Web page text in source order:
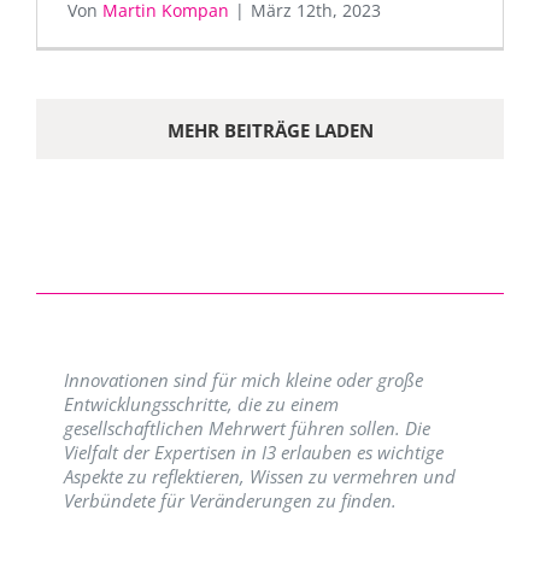
Von Martin Kompan | März 12th, 2023
MEHR BEITRÄGE LADEN
Innovationen sind für mich kleine oder große
Entwicklungsschritte, die zu einem
gesellschaftlichen Mehrwert führen sollen. Die
Vielfalt der Expertisen in I3 erlauben es wichtige
Aspekte zu reflektieren, Wissen zu vermehren und
Verbündete für Veränderungen zu finden.